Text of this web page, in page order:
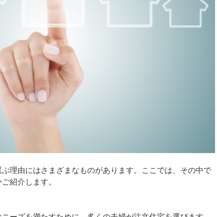
理由にはさまざまなものがあります。ここでは、その中で
紹介します。